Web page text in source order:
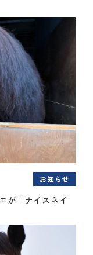
お知らせ
が「ナイスネイ